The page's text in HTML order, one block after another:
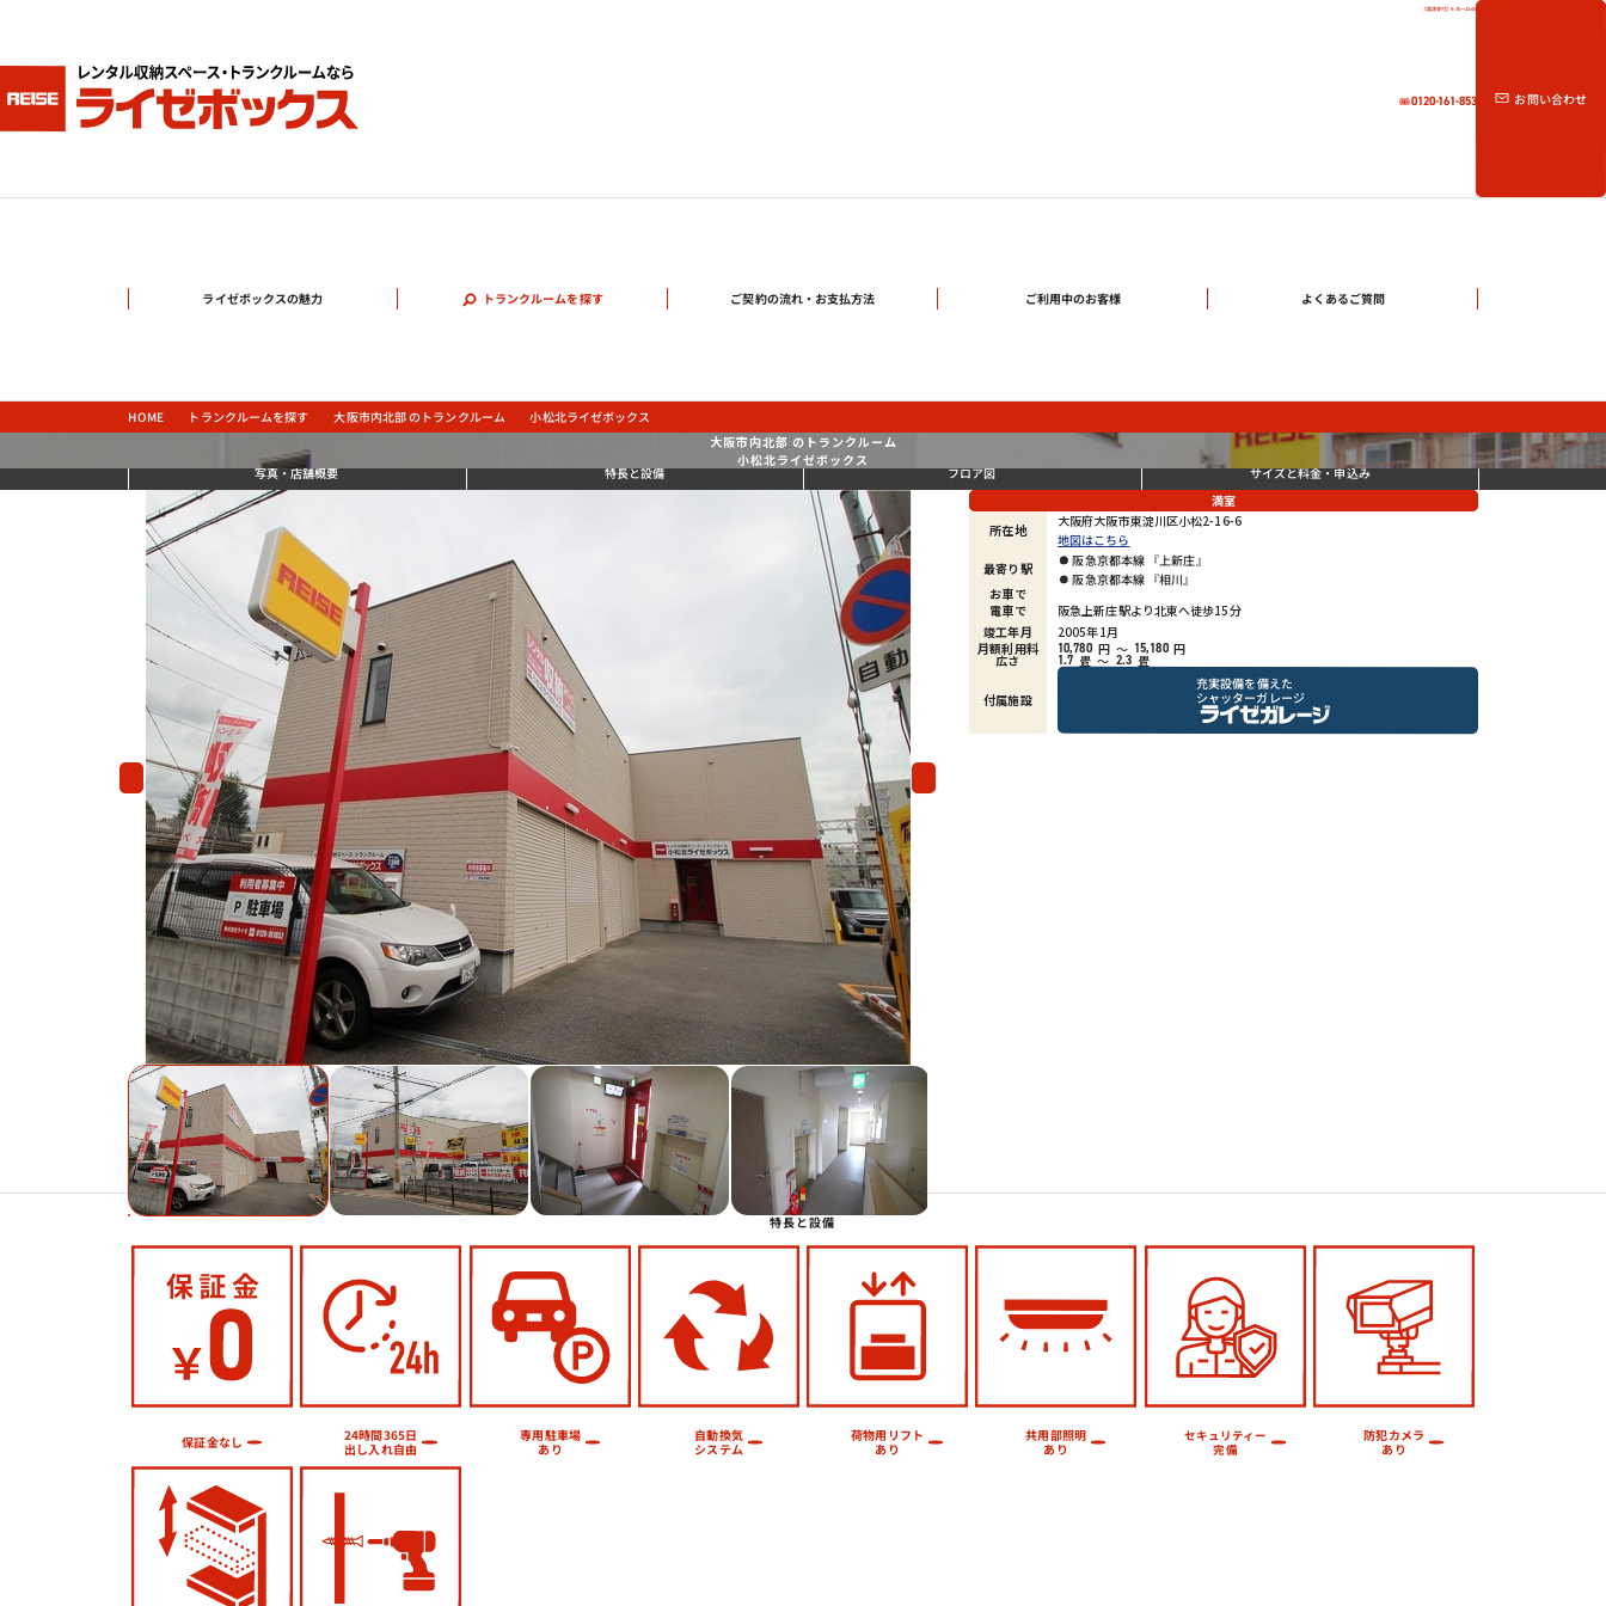
【電話受付】9:30～21:00
0120-161-853 お問い合わせ
ライゼボックスの魅力 トランクルームを探す ご契約の流れ・お支払方法 ご利用中のお客様 よくあるご質問
HOME トランクルームを探す 大阪市内北部 のトランクルーム 小松北ライゼボックス
大阪市内北部 のトランクルーム
小松北ライゼボックス
写真・店舗概要 特長と設備 フロア図 サイズと料金・申込み
Previous
Previous
満室
所在地
大阪府大阪市東淀川区小松2-16-6
地図はこちら
最寄り駅 阪急京都本線 『上新庄』
阪急京都本線 『相川』
お車で
電車で
阪急上新庄駅より北東へ徒歩15分
竣工年月
2005年1月
月額利用料
10,780 円 ～ 15,180 円
広さ 1.7 畳 ～ 2.3 畳
付属施設
充実設備を備えた
シャッターガレージ
特長と設備
保証金なし 24時間365日
出し入れ自由
専用駐車場
あり
自動換気
システム
荷物用リフト
あり
共用部照明
あり
セキュリティー
完備
防犯カメラ
あり